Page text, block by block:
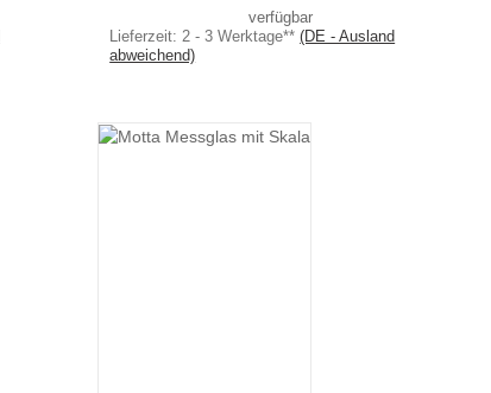
verfügbar
Lieferzeit:2 - 3 Werktage**(DE - Ausland
abweichend)